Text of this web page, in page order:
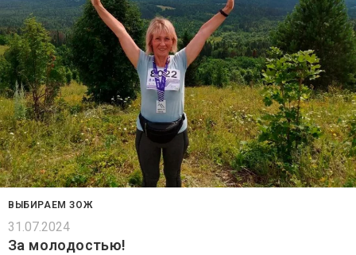
ВЫБИРАЕМ ЗОЖ
31.07.2024
За молодостью!